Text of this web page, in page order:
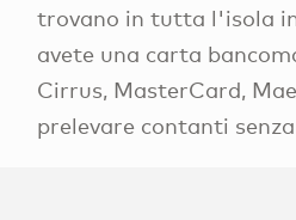
trovano in tutta l'isola
avete una carta
Cirrus, MasterCard,
prelevare contanti